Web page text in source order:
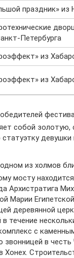
праздник» из
Петербурга
из
из
собой золотую,
девушки
из холмов
мосту
Архистратига
Марии
деревянной
в течение
с
звонницей в
Хонех.